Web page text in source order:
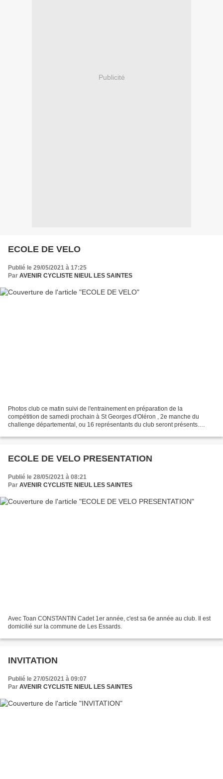
Publicité
ECOLE DE VELO
Publié le 29/05/2021 à 17:25
Par AVENIR CYCLISTE NIEUL LES SAINTES
Photos club ce matin suivi de l'entrainement en préparation de la
compétition de samedi prochain à St Georges d'Oléron , 2e manche du
challenge départemental, ou 16 représentants du club seront présents.
ECOLE DE VELO PRESENTATION
Publié le 28/05/2021 à 08:21
Par AVENIR CYCLISTE NIEUL LES SAINTES
Avec Toan CONSTANTIN Cadet 1er année, c'est sa 6e année au club. Il est
domicilié sur la commune de Les Essards.
INVITATION
Publié le 27/05/2021 à 09:07
Par AVENIR CYCLISTE NIEUL LES SAINTES